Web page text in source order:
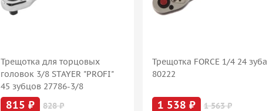
Трещотка для торцовых
головок 3/8 STAYER "PROFI"
45 зубцов 27786-3/8
815 ₽ 828 ₽
Трещотка FORCE 1/4 24 зуба
80222
1 538 ₽ 1 563 ₽